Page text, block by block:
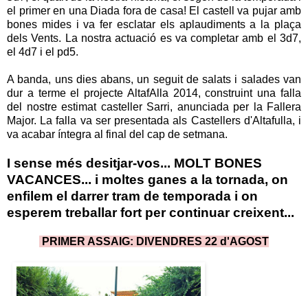
el primer en una Diada fora de casa! El castell va pujar amb
bones mides i va fer esclatar els aplaudiments a la plaça
dels Vents. La nostra actuació es va completar amb el 3d7,
el 4d7 i el pd5.
A banda, uns dies abans, un seguit de salats i salades van
dur a terme el projecte AltafAlla 2014, construint una falla
del nostre estimat casteller Sarri, anunciada per la Fallera
Major. La falla va ser presentada als Castellers d'Altafulla, i
va acabar íntegra al final del cap de setmana.
I sense més desitjar-vos... MOLT BONES
VACANCES... i moltes ganes a la tornada, on
enfilem el darrer tram de temporada i on
esperem treballar fort per continuar creixent...
PRIMER ASSAIG: DIVENDRES 22 d'AGOST